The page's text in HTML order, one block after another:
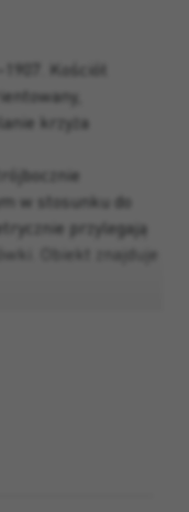
Kościół
krzyża
w stosunku do
przylegają
Obiekt znajduje